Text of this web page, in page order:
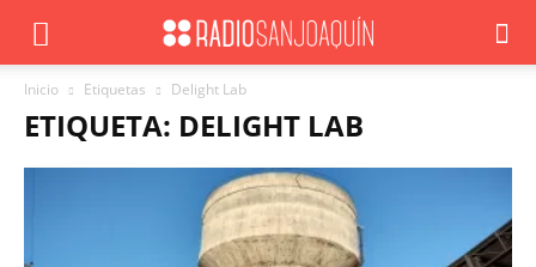
Inicio Etiquetas Delight Lab
ETIQUETA: DELIGHT LAB